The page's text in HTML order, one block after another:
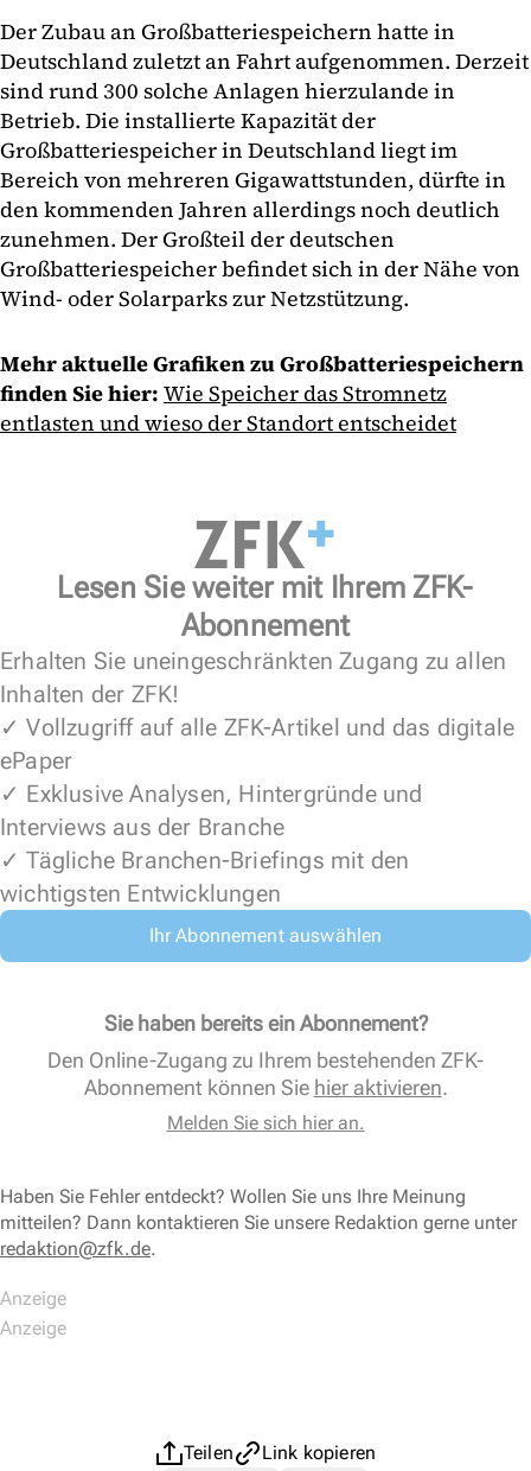
Der Zubau an Großbatteriespeichern hatte in
Deutschland zuletzt an Fahrt aufgenommen. Derzeit
sind rund 300 solche Anlagen hierzulande in
Betrieb. Die installierte Kapazität der
Großbatteriespeicher in Deutschland liegt im
Bereich von mehreren Gigawattstunden, dürfte in
den kommenden Jahren allerdings noch deutlich
zunehmen. Der Großteil der deutschen
Großbatteriespeicher befindet sich in der Nähe von
Wind- oder Solarparks zur Netzstützung.
Mehr aktuelle Grafiken zu Großbatteriespeichern
finden Sie hier: Wie Speicher das Stromnetz
entlasten und wieso der Standort entscheidet
Lesen Sie weiter mit Ihrem ZFK-
Abonnement
Erhalten Sie uneingeschränkten Zugang zu allen
Inhalten der ZFK!
✓ Vollzugriff auf alle ZFK-Artikel und das digitale
ePaper
✓ Exklusive Analysen, Hintergründe und
Interviews aus der Branche
✓ Tägliche Branchen-Briefings mit den
wichtigsten Entwicklungen
Ihr Abonnement auswählen
Sie haben bereits ein Abonnement?
Den Online-Zugang zu Ihrem bestehenden ZFK-
Abonnement können Sie hier aktivieren.
Melden Sie sich hier an.
Haben Sie Fehler entdeckt? Wollen Sie uns Ihre Meinung
mitteilen? Dann kontaktieren Sie unsere Redaktion gerne unter
redaktion@zfk.de.
Teilen
Link kopieren